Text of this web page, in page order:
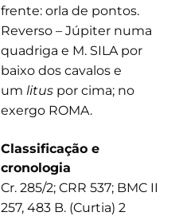
frente: orla de pontos.
Reverso – Júpiter numa
quadriga e M. SILA por
baixo dos cavalos e
um litus por cima; no
exergo ROMA.
Classificação e
cronologia
Cr. 285/2; CRR 537; BMC II
257, 483 B. (Curtia) 2